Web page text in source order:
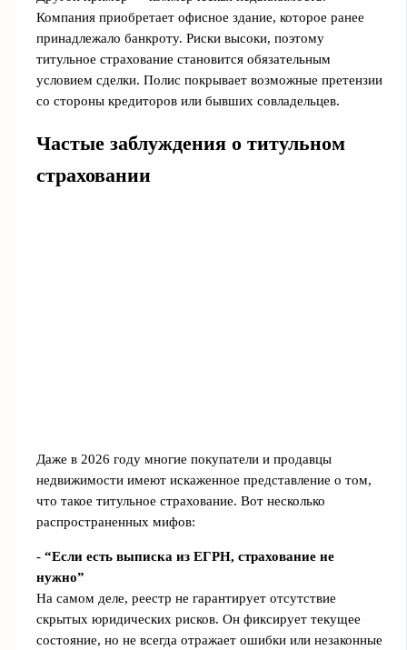
Компания приобретает офисное здание, которое ранее
принадлежало банкроту. Риски высоки, поэтому
титульное страхование становится обязательным
условием сделки. Полис покрывает возможные претензии
со стороны кредиторов или бывших совладельцев.
Частые заблуждения о титульном
страховании
Даже в 2026 году многие покупатели и продавцы
недвижимости имеют искаженное представление о том,
что такое титульное страхование. Вот несколько
распространенных мифов:
- “Если есть выписка из ЕГРН, страхование не
нужно”
На самом деле, реестр не гарантирует отсутствие
скрытых юридических рисков. Он фиксирует текущее
состояние, но не всегда отражает ошибки или незаконные